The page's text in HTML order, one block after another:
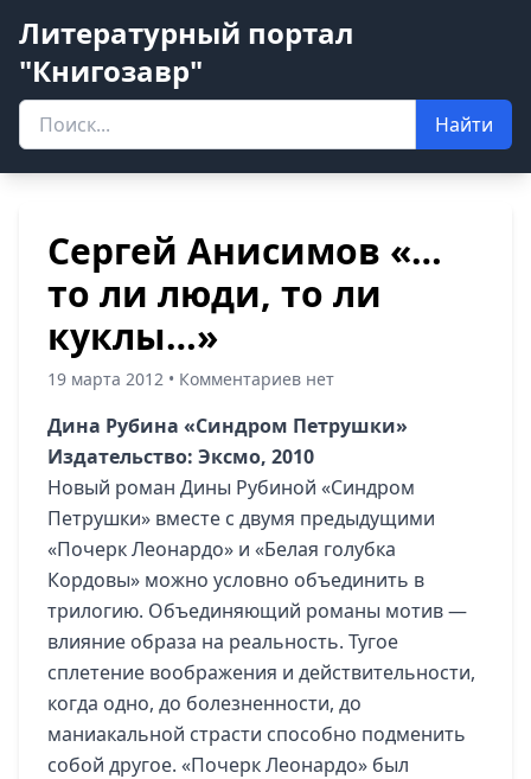
Литературный портал
"Книгозавр"
Найти
Сергей Анисимов «…
то ли люди, то ли
куклы…»
19 марта 2012 • Комментариев нет
Дина Рубина «Синдром Петрушки»
Издательство: Эксмо, 2010
Новый роман Дины Рубиной «Синдром
Петрушки» вместе с двумя предыдущими
«Почерк Леонардо» и «Белая голубка
Кордовы» можно условно объединить в
трилогию. Объединяющий романы мотив —
влияние образа на реальность. Тугое
сплетение воображения и действительности,
когда одно, до болезненности, до
маниакальной страсти способно подменить
собой другое. «Почерк Леонардо» был